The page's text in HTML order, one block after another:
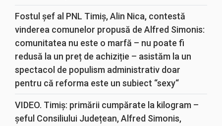
Fostul șef al PNL Timiș, Alin Nica, contestă
vinderea comunelor propusă de Alfred Simonis:
comunitatea nu este o marfă – nu poate fi
redusă la un preț de achiziție – asistăm la un
spectacol de populism administrativ doar
pentru că reforma este un subiect “sexy“
VIDEO. Timiș: primării cumpărate la kilogram –
șeful Consiliului Județean, Alfred Simonis,